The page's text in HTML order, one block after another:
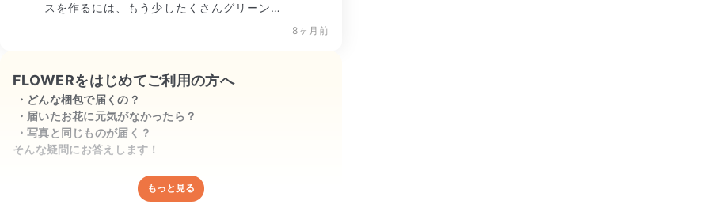
スを作るには、もう少したくさんグリーンが
8ヶ月前
FLOWERをはじめてご利用の方へ
どんな梱包で届くの？
届いたお花に元気がなかったら？
写真と同じものが届く？
そんな疑問にお答えします！
どんな梱包で届くの？
もっと見る